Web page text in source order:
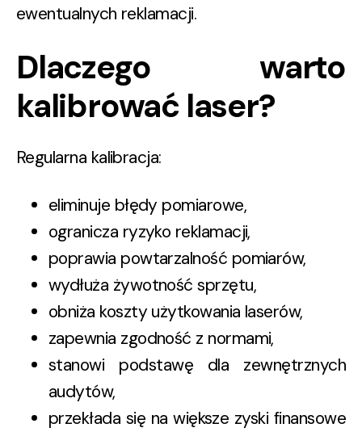
ewentualnych reklamacji.
Dlaczego warto
kalibrować laser?
Regularna kalibracja:
eliminuje błędy pomiarowe,
ogranicza ryzyko reklamacji,
poprawia powtarzalność pomiarów,
wydłuża żywotność sprzętu,
obniża koszty użytkowania laserów,
zapewnia zgodność z normami,
stanowi podstawę dla zewnętrznych
audytów,
przekłada się na większe zyski finansowe